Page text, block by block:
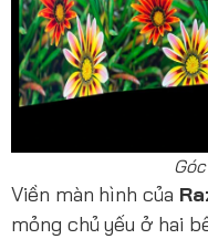
Viền màn hình của
mỏng chủ yếu ở hai